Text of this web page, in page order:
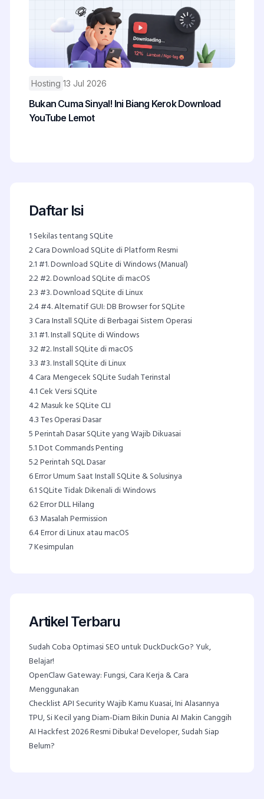
Hosting 13 Jul 2026
Bukan Cuma Sinyal! Ini Biang Kerok Download
YouTube Lemot
Daftar Isi
1 Sekilas tentang SQLite
2Cara Download SQLite di Platform Resmi
2.1#1. Download SQLite di Windows (Manual)
2.2#2. Download SQLite di macOS
2.3#3. Download SQLite di Linux
2.4#4. Alternatif GUI: DB Browser for SQLite
3Cara Install SQLite di Berbagai Sistem Operasi
3.1#1. Install SQLite di Windows
3.2#2. Install SQLite di macOS
3.3#3. Install SQLite di Linux
4Cara Mengecek SQLite Sudah Terinstal
4.1Cek Versi SQLite
4.2Masuk ke SQLite CLI
4.3Tes Operasi Dasar
5Perintah Dasar SQLite yang Wajib Dikuasai
5.1Dot Commands Penting
5.2Perintah SQL Dasar
6Error Umum Saat Install SQLite & Solusinya
6.1 SQLite Tidak Dikenali di Windows
6.2Error DLL Hilang
6.3 Masalah Permission
6.4Error di Linux atau macOS
7Kesimpulan
Artikel Terbaru
Sudah Coba Optimasi SEO untuk DuckDuckGo? Yuk,
Belajar!
OpenClaw Gateway: Fungsi, Cara Kerja & Cara
Menggunakan
Checklist API Security Wajib Kamu Kuasai, Ini Alasannya
TPU, Si Kecil yang Diam-Diam Bikin Dunia AI Makin Canggih
AI Hackfest 2026 Resmi Dibuka! Developer, Sudah Siap
Belum?